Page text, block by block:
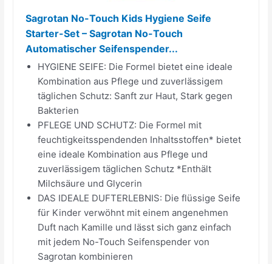
Sagrotan No-Touch Kids Hygiene Seife
Starter-Set – Sagrotan No-Touch
Automatischer Seifenspender...
HYGIENE SEIFE: Die Formel bietet eine ideale
Kombination aus Pflege und zuverlässigem
täglichen Schutz: Sanft zur Haut, Stark gegen
Bakterien
PFLEGE UND SCHUTZ: Die Formel mit
feuchtigkeitsspendenden Inhaltsstoffen* bietet
eine ideale Kombination aus Pflege und
zuverlässigem täglichen Schutz *Enthält
Milchsäure und Glycerin
DAS IDEALE DUFTERLEBNIS: Die flüssige Seife
für Kinder verwöhnt mit einem angenehmen
Duft nach Kamille und lässt sich ganz einfach
mit jedem No-Touch Seifenspender von
Sagrotan kombinieren